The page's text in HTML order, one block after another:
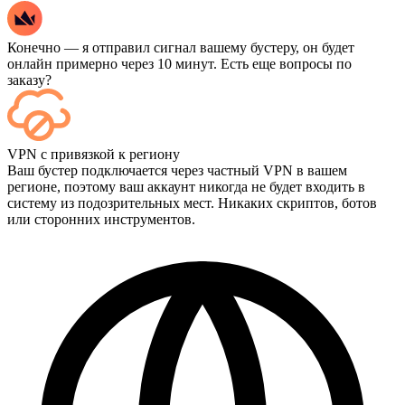
Конечно — я отправил сигнал вашему бустеру, он будет
онлайн примерно через 10 минут. Есть еще вопросы по
заказу?
Да — каждый матч отображается на вашей панели управления
сразу после завершения, а если вы хотите посмотреть сами
игры, добавьте опцию «Стриминг» при оформлении заказа.
VPN с привязкой к региону
Ваш бустер подключается через частный VPN в вашем
регионе, поэтому ваш аккаунт никогда не будет входить в
систему из подозрительных мест. Никаких скриптов, ботов
или сторонних инструментов.